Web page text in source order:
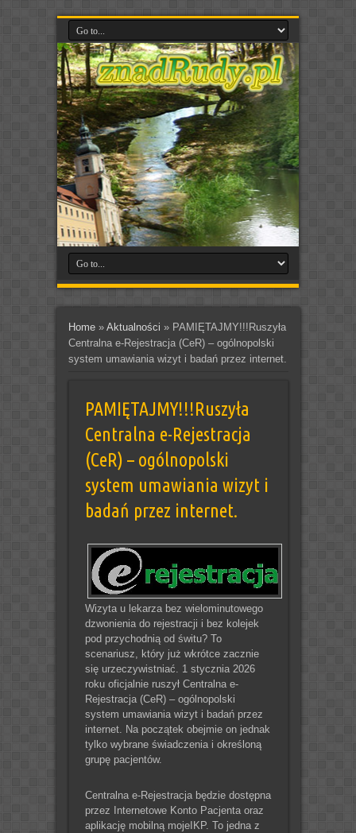
Home» Aktualności » PAMIĘTAJMY!!!Ruszyła
Centralna e-Rejestracja (CeR) – ogólnopolski
system umawiania wizyt i badań przez internet.
PAMIĘTAJMY!!!Ruszyła
Centralna e-Rejestracja
(CeR) – ogólnopolski
system umawiania wizyt i
badań przez internet.
Wizyta u lekarza bez wielominutowego
dzwonienia do rejestracji i bez kolejek
pod przychodnią od świtu? To
scenariusz, który już wkrótce zacznie
się urzeczywistniać. 1 stycznia 2026
roku oficjalnie ruszył Centralna e-
Rejestracja (CeR) – ogólnopolski
system umawiania wizyt i badań przez
internet. Na początek obejmie on jednak
tylko wybrane świadczenia i określoną
grupę pacjentów.
Centralna e-Rejestracja będzie dostępna
przez Internetowe Konto Pacjenta oraz
aplikację mobilną mojeIKP. To jedna z